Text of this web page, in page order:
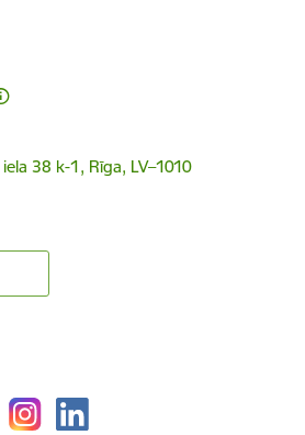
38 k-1, Rīga, LV–1010